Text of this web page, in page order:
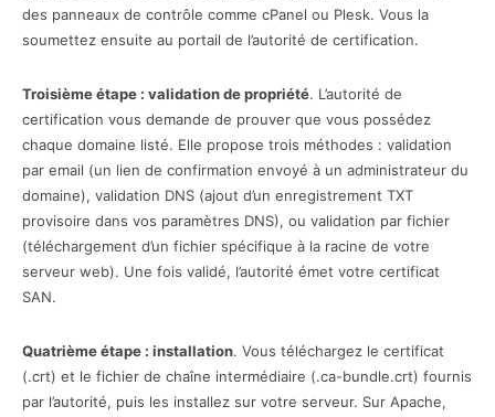
des panneaux de contrôle comme cPanel ou Plesk. Vous la
soumettez ensuite au portail de l’autorité de certification.
Troisième étape : validation de propriété. L’autorité de
certification vous demande de prouver que vous possédez
chaque domaine listé. Elle propose trois méthodes : validation
par email (un lien de confirmation envoyé à un administrateur du
domaine), validation DNS (ajout d’un enregistrement TXT
provisoire dans vos paramètres DNS), ou validation par fichier
(téléchargement d’un fichier spécifique à la racine de votre
serveur web). Une fois validé, l’autorité émet votre certificat
SAN.
Quatrième étape : installation. Vous téléchargez le certificat
(.crt) et le fichier de chaîne intermédiaire (.ca-bundle.crt) fournis
par l’autorité, puis les installez sur votre serveur. Sur Apache,